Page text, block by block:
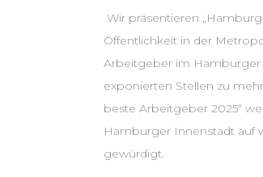
Wir präsentieren
Öffentlichkeit in der
Arbeitgeber im Hamburger
exponierten Stellen zu
beste Arbeitgeber 2025“
Hamburger Innenstadt auf
gewürdigt.